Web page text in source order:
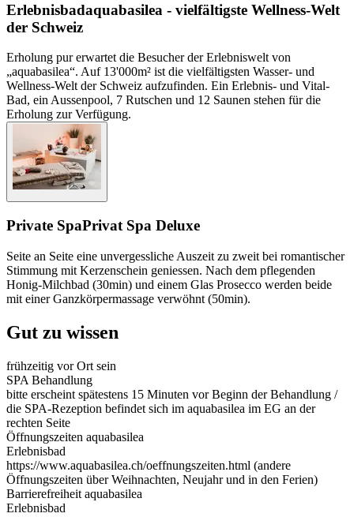
Erlebnisbadaquabasilea - vielfältigste Wellness-Welt
der Schweiz
Erholung pur erwartet die Besucher der Erlebniswelt von
„aquabasilea“. Auf 13'000m² ist die vielfältigsten Wasser- und
Wellness-Welt der Schweiz aufzufinden. Ein Erlebnis- und Vital-
Bad, ein Aussenpool, 7 Rutschen und 12 Saunen stehen für die
Erholung zur Verfügung.
Private SpaPrivat Spa Deluxe
Seite an Seite eine unvergessliche Auszeit zu zweit bei romantischer
Stimmung mit Kerzenschein geniessen. Nach dem pflegenden
Honig-Milchbad (30min) und einem Glas Prosecco werden beide
mit einer Ganzkörpermassage verwöhnt (50min).
Gut zu wissen
frühzeitig vor Ort sein
SPA Behandlung
bitte erscheint spätestens 15 Minuten vor Beginn der Behandlung /
die SPA-Rezeption befindet sich im aquabasilea im EG an der
rechten Seite
Öffnungszeiten aquabasilea
Erlebnisbad
https://www.aquabasilea.ch/oeffnungszeiten.html (andere
Öffnungszeiten über Weihnachten, Neujahr und in den Ferien)
Barrierefreiheit aquabasilea
Erlebnisbad